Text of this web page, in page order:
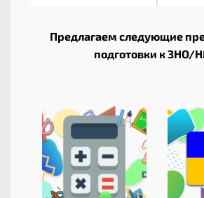
Предлагаем следующие
подготовки к ЗНО/